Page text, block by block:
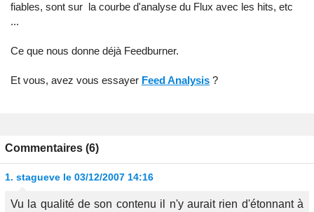
fiables, sont sur la courbe d'analyse du Flux avec les hits, etc
...
Ce que nous donne déjà Feedburner.
Et vous, avez vous essayer Feed Analysis ?
Commentaires (6)
1. stagueve le 03/12/2007 14:16
Vu la qualité de son contenu il n'y aurait rien d'étonnant à